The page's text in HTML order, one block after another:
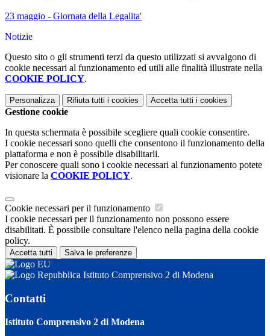
23 maggio - Giornata della Legalita'
Notizie
Questo sito o gli strumenti terzi da questo utilizzati si avvalgono di
cookie necessari al funzionamento ed utili alle finalità illustrate nella
COOKIE POLICY.
Personalizza Rifiuta tutti i cookies Accetta tutti i cookies
Gestione cookie
In questa schermata è possibile scegliere quali cookie consentire.
I cookie necessari sono quelli che consentono il funzionamento della
piattaforma e non è possibile disabilitarli.
Per conoscere quali sono i cookie necessari al funzionamento potete
visionare la COOKIE POLICY.
Cookie necessari per il funzionamento
I cookie necessari per il funzionamento non possono essere
disabilitati. È possibile consultare l'elenco nella pagina della cookie
policy.
Accetta tutti Salva le preferenze
Istituto Comprensivo 2 di Modena
Contatti
Istituto Comprensivo 2 di Modena